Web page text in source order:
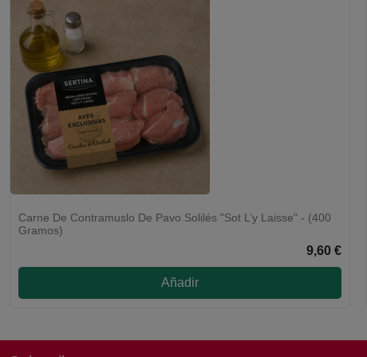
Carne De Contramuslo De Pavo Solilés "Sot L’y Laisse" - (400
Gramos)
9,60 €
Añadir